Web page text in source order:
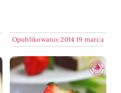
Opublikowano: 2014 19 marca